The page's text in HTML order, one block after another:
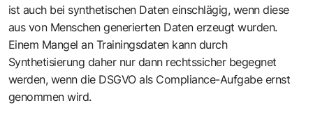
ist auch bei synthetischen Daten einschlägig, wenn diese
aus von Menschen generierten Daten erzeugt wurden.
Einem Mangel an Trainingsdaten kann durch
Synthetisierung daher nur dann rechtssicher begegnet
werden, wenn die DSGVO als Compliance-Aufgabe ernst
genommen wird.